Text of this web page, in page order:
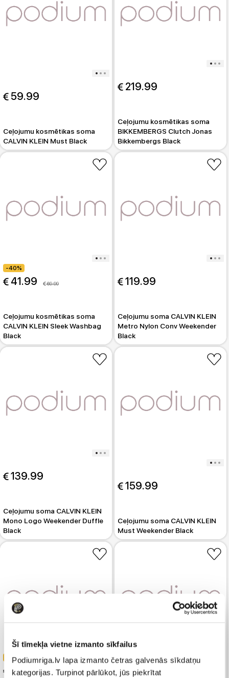
Šī tīmekļa vietne izmanto sīkfailus
Podiumriga.lv lapa izmanto četras galvenās sīkdatņu
kategorijas. Turpinot pārlūkot, jūs piekrītat
59.99
Ceļojumu kosmētikas soma
CALVIN KLEIN Must Black
219.99
Ceļojumu kosmētikas soma
BIKKEMBERGS Clutch Jonas
Bikkembergs Black
-40%
41.99 69.99
Ceļojumu kosmētikas soma
CALVIN KLEIN Sleek Washbag
Black
119.99
Ceļojumu soma CALVIN KLEIN
Metro Nylon Conv Weekender
Black
139.99
Ceļojumu soma CALVIN KLEIN
Mono Logo Weekender Duffle
Black
159.99
Ceļojumu soma CALVIN KLEIN
Must Weekender Black
-40%
47.99 79.99